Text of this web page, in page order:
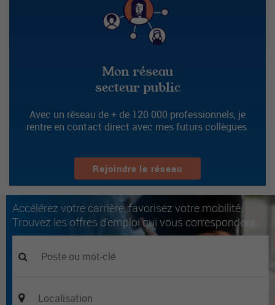
Mon réseau
secteur public
Avec un réseau de + de 120 000 professionnels, je
rentre en contact direct avec mes futurs collègues.
Rejoindre le réseau
Accélérez votre carrière, favorisez votre mobilité.
Trouvez les offres d'emploi qui vous correspondent.